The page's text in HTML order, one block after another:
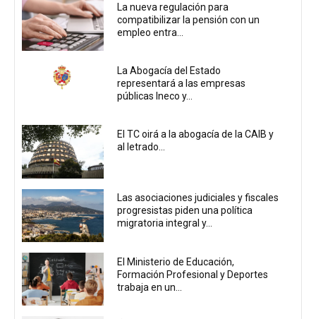
La nueva regulación para
compatibilizar la pensión con un
empleo entra...
La Abogacía del Estado
representará a las empresas
públicas Ineco y...
El TC oirá a la abogacía de la CAIB y
al letrado...
Las asociaciones judiciales y fiscales
progresistas piden una política
migratoria integral y...
El Ministerio de Educación,
Formación Profesional y Deportes
trabaja en un...